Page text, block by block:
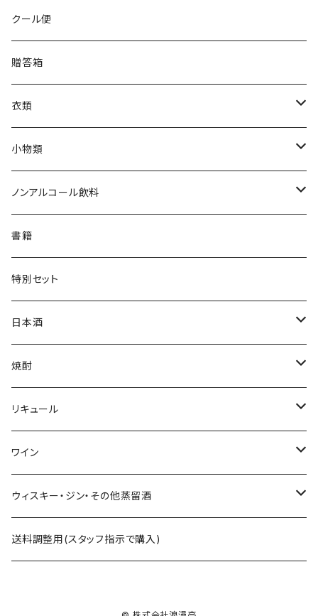
クール便
贈答箱
衣類
Tシャツ
ジャンパー
帽子・ニット帽
タオル・トートバッグ
小物類
枡
絵馬
キーホルダー
ミニゼッケン
ノンアルコール飲料
水
サイダー
甘酒
天然炭酸水
書籍
特別セット
日本酒
シェフヒロ×市野屋
浪漫亭企画商品
八戸酒造 陸奥八仙
六花酒造 杜來
米鶴酒造 米鶴
焼酎
ｻｸﾗｵﾌﾞﾙﾜﾘｰ ダルマ焼酎
尾鈴山蒸留所 山ねこ 山猿 山翡翠 など
西酒造 宝山シリーズ 一粒の麦 など
黒木本店 中々 㐂六 など
リキュール
ｻｸﾗｵﾌﾞﾙﾜﾘ- 紫蘇ダルマ
九重雑賀 雑賀梅酒
城陽酒造 青谷の梅
ワイン
勝沼醸造 アルガブランカシリーズ アルガーノシリーズ
オーパスワン
ウィスキー・ジン・その他蒸留酒
ｻｸﾗｵﾌﾞﾙﾜﾘｰｱﾝﾄﾞﾃﾞｨｽﾃｨﾗﾘｰ 桜尾など
送料調整用(スタッフ指示で購入)